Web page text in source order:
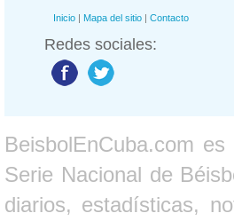
Inicio | Mapa del sitio | Contacto
Redes sociales:
BeisbolEnCuba.com
Serie Nacional de
diarios, estadísticas,